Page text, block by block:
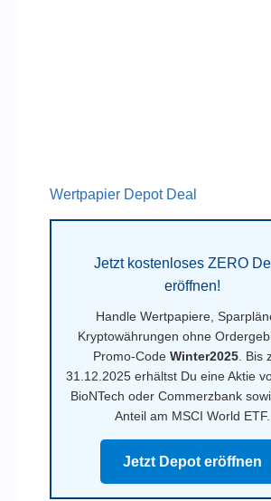
Wertpapier Depot Deal
Jetzt kostenloses ZERO
eröffnen!
Handle Wertpapiere,
Kryptowährungen ohne
Promo-CodeWinter2025 . Bis
31.12.2025 erhältst Du eine Aktie
BioNTech oder Commerzbank
Anteil am MSCI World ETF.
Jetzt Depot eröffnen